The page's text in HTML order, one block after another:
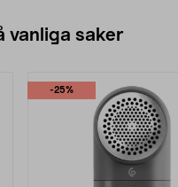
vanliga saker
-25%